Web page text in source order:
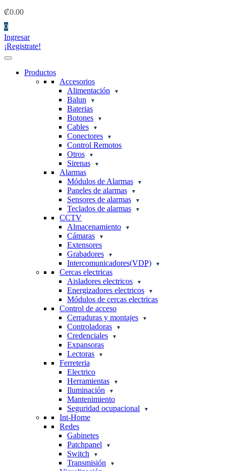
₡0.00
0
Ingresar
¡Registrate!
Productos
Accesorios
Alimentación
Balun
Baterias
Botones
Cables
Conectores
Control Remotos
Otros
Sirenas
Alarmas
Módulos de Alarmas
Paneles de alarmas
Sensores de alarmas
Teclados de alarmas
CCTV
Almacenamiento
Cámaras
Extensores
Grabadores
Intercomunicadores(VDP)
Cercas electricas
Aisladores electricos
Energizadores electricos
Módulos de cercas electricas
Control de acceso
Cerraduras y montajes
Controladoras
Credenciales
Expansoras
Lectoras
Ferreteria
Electrico
Herramientas
Iluminación
Mantenimiento
Seguridad ocupacional
Int-Home
Redes
Gabinetes
Patchpanel
Switch
Transmisión